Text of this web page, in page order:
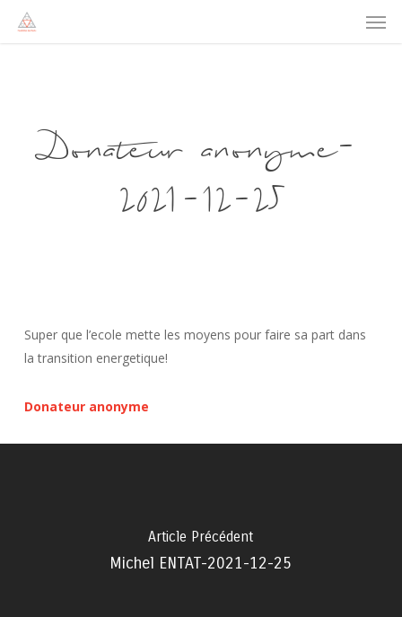
Donateur anonyme-
2021-12-25
Super que l’ecole mette les moyens pour faire sa part dans
la transition energetique!
Donateur anonyme
Article Précédent
Michel ENTAT-2021-12-25